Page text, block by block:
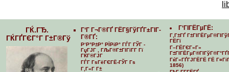
ГЌ.ГЂ.
ГЌГҐГЄГ°Г Г±Г®Гў
Г‘Г Г¬Г®ГҐ ГЁГ§ГўГҐГ±ГІГ­
Г®ГҐ:
Р‘Р°Р±Р° РЇРіР° ГЃГ ГЎГ -
ГџГЈГ , ГЉГ®Г±ГІГїГ­Г Гї
ГЌГ®ГЈГ
ГЃГ ГѕГёГЄГЁ-ГЎГ Гѕ
Г‚Г«Г Г±
Г‘ГІГЁГµГЁ:
Г‚Г±ГҐ
ГЁГї
Г–ГЁГЄГ«Г»
ГќГ«ГҐГЈГЁГЁ ГЁ
1856)